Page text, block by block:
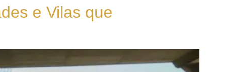
e Vilas que